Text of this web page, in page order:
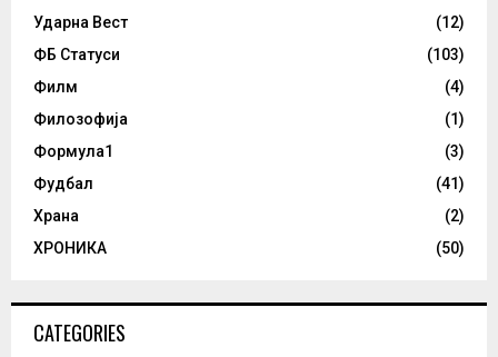
Ударна Вест
(12)
ФБ Статуси
(103)
Филм
(4)
Филозофија
(1)
Формула1
(3)
Фудбал
(41)
Храна
(2)
ХРОНИКА
(50)
CATEGORIES